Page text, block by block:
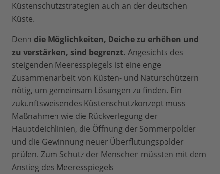
Küstenschutzstrategien auch an der deutschen
Küste.
Denn die Möglichkeiten, Deiche zu erhöhen und
zu verstärken, sind begrenzt. Angesichts des
steigenden Meeresspiegels ist eine enge
Zusammenarbeit von Küsten- und Naturschützern
nötig, um gemeinsam Lösungen zu finden. Ein
zukunftsweisendes Küstenschutzkonzept muss
Maßnahmen wie die Rückverlegung der
Hauptdeichlinien, die Öffnung der Sommerpolder
und die Gewinnung neuer Überflutungspolder
prüfen. Zum Schutz der Menschen müssten mit dem
Anstieg des Meeresspiegels